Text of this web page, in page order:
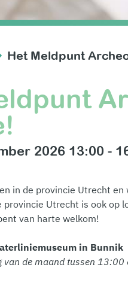
Het Meldpunt
2026 13:00 -
in de provincie Utrecht
provincie Utrecht is ook op
van harte welkom!
in Bunnik
van de maand tussen